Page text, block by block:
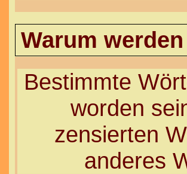
Warum
Bestimmte
worden
zensierten
anderes